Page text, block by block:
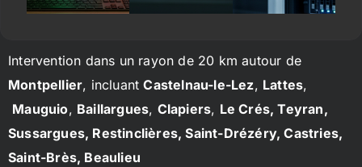
Intervention dans un rayon de 20 km autour de
Montpellier, incluantCastelnau-le-Lez, Lattes,
Mauguio, Baillargues, Clapiers, Le Crés, Teyran,
Sussargues, Restinclières, Saint-Drézéry, Castries,
Saint-Brès, Beaulieu